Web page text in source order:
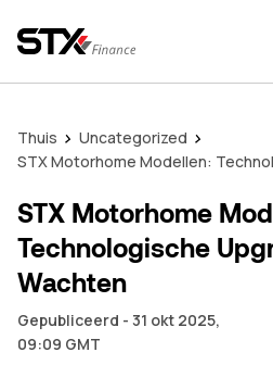
Thuis
Uncategorized
STX Motorhome
Technologische
Wachten
Gepubliceerd - 31 okt 2025,
09:09 GMT